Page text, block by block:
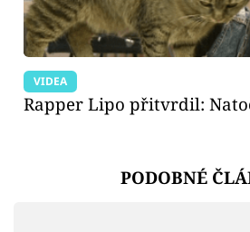
VIDEA
Rapper Lipo přitvrdil:
PODOBNÉ